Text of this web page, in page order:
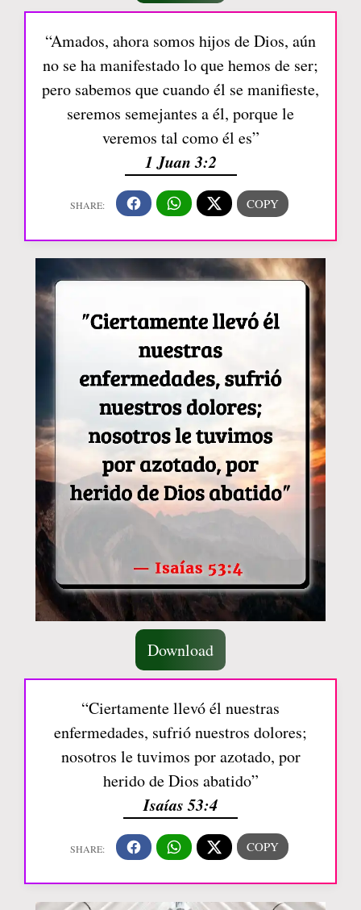
“Amados, ahora somos hijos de Dios, aún
no se ha manifestado lo que hemos de ser;
pero sabemos que cuando él se manifieste,
seremos semejantes a él, porque le
veremos tal como él es”
1 Juan 3:2
Download
“Ciertamente llevó él nuestras
enfermedades, sufrió nuestros dolores;
nosotros le tuvimos por azotado, por
herido de Dios abatido”
Isaías 53:4